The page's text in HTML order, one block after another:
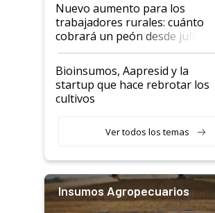
Nuevo aumento para los
trabajadores rurales: cuánto
cobrará un peón desde julio
Bioinsumos, Aapresid y la
startup que hace rebrotar los
cultivos
Ver todos los temas
Insumos Agropecuarios